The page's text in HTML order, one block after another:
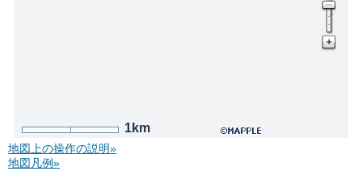
1km
地図上の操作の説明»
地図凡例»